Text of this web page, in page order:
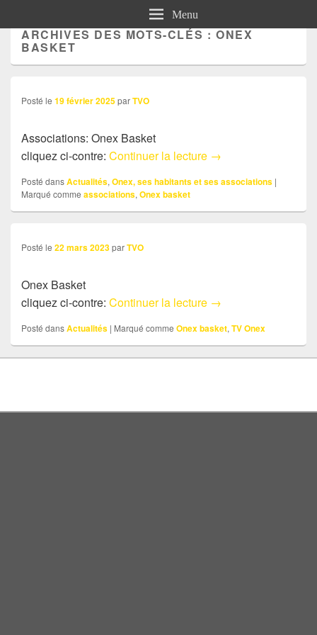
Menu
ARCHIVES DES MOTS-CLÉS :ONEX
BASKET
Posté le 19 février 2025parTVO
Associations: Onex Basket
cliquez ci-contre: Continuer la lecture Associations: Onex
→
Posté dansActualités, Onex, ses habitants et ses associations |
Marqué comme associations, Onex basket
Posté le 22 mars 2023parTVO
Onex Basket
cliquez ci-contre: Continuer la lecture Actu:Onex Basket
→
Posté dansActualités | Marqué comme Onex basket, TV Onex